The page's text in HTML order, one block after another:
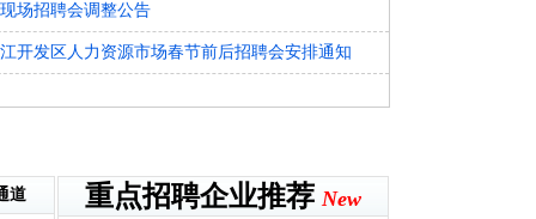
场招聘会调整公告
开发区人力资源市场春节前后招聘会安排通知
道 重点招聘企业推荐 New